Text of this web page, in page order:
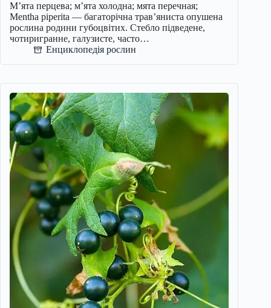
М’ята перцева; м’ята холодна; мята перечная;
Mentha piperita — багаторічна трав’яниста опушена
рослина родини губоцвітих. Стебло підведене,
чотиригранне, галузисте, часто…
Енциклопедія рослин